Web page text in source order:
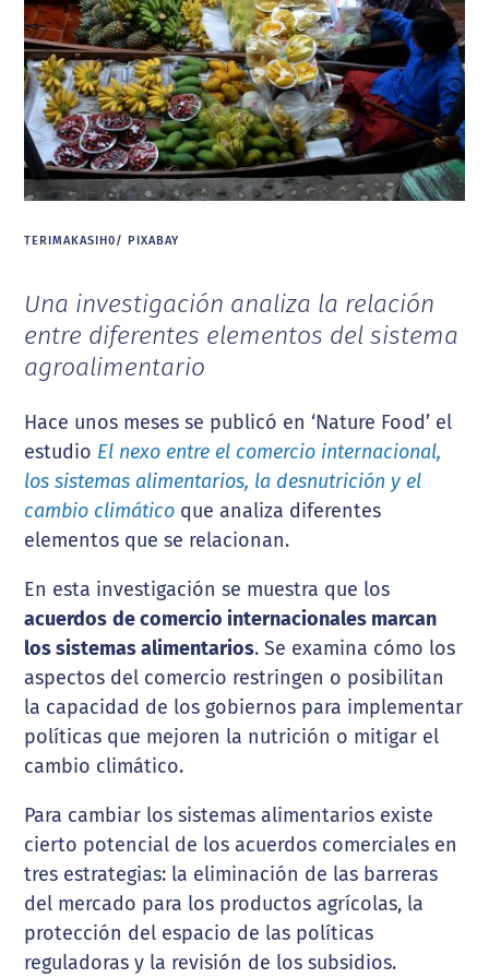
TERIMAKASIH0/ PIXABAY
Una investigación analiza la relación
entre diferentes elementos del sistema
agroalimentario
Hace unos meses se publicó en ‘Nature Food’ el
estudio El nexo entre el comercio internacional,
los sistemas alimentarios, la desnutrición y el
cambio climático que analiza diferentes
elementos que se relacionan.
En esta investigación se muestra que los
acuerdos de comercio internacionales marcan
los sistemas alimentarios. Se examina cómo los
aspectos del comercio restringen o posibilitan
la capacidad de los gobiernos para implementar
políticas que mejoren la nutrición o mitigar el
cambio climático.
Para cambiar los sistemas alimentarios existe
cierto potencial de los acuerdos comerciales en
tres estrategias: la eliminación de las barreras
del mercado para los productos agrícolas, la
protección del espacio de las políticas
reguladoras y la revisión de los subsidios.